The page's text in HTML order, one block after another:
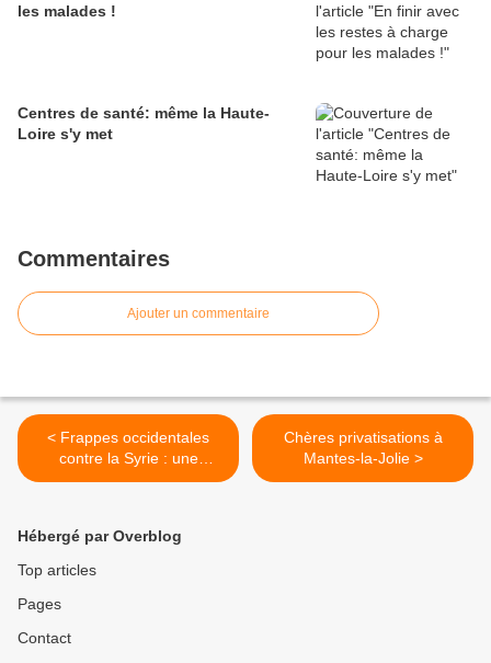
les malades !
Centres de santé: même la Haute-
Loire s'y met
Commentaires
Ajouter un commentaire
< Frappes occidentales
contre la Syrie : une
condamnation communiste
Chères privatisations à
Mantes-la-Jolie >
Hébergé par Overblog
Top articles
Pages
Contact